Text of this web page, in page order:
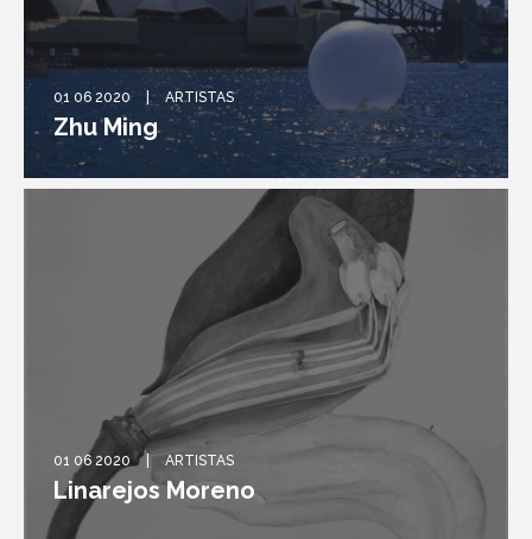
01 06 2020 ARTISTAS
Zhu Ming
01 06 2020 ARTISTAS
Linarejos Moreno
01 06 2020 ARTISTAS
Eduardo Nave